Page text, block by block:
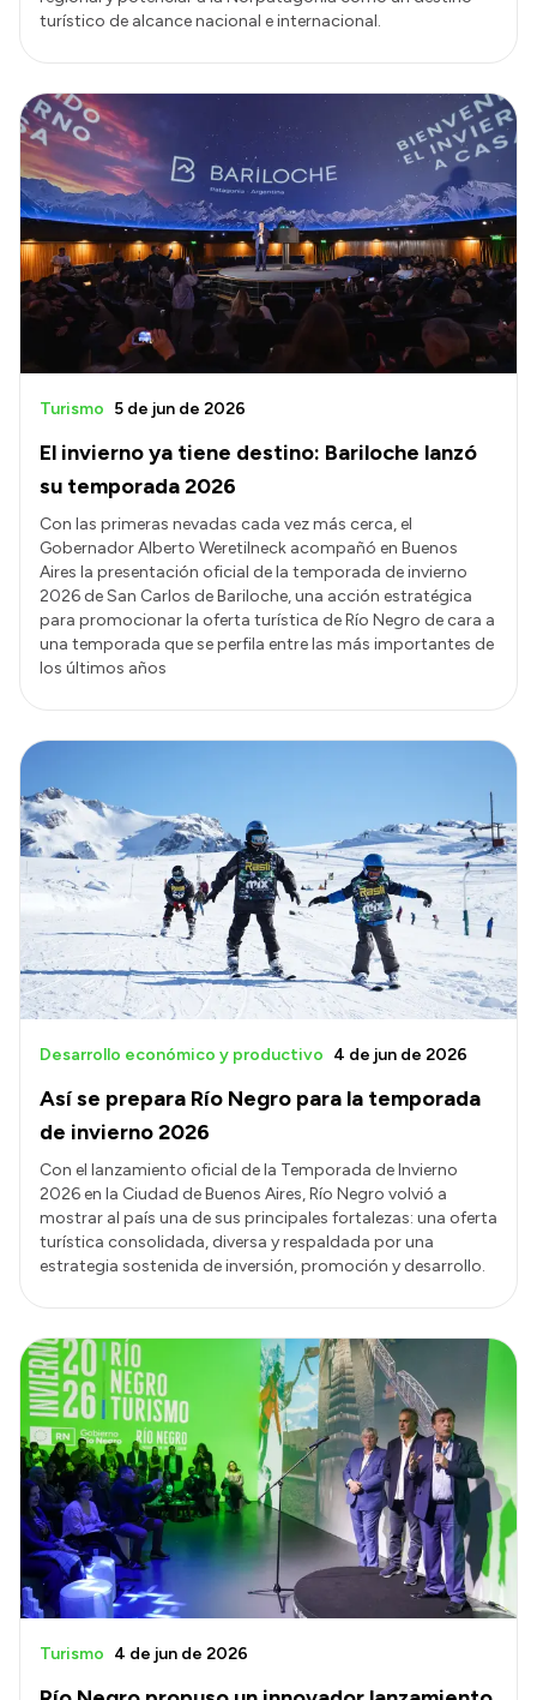
turístico de alcance nacional e internacional.
El invierno ya tiene destino: Bariloche lanzó
su temporada 2026
Turismo 5 de jun de 2026
Con las primeras nevadas cada vez más cerca, el
Gobernador Alberto Weretilneck acompañó en Buenos
Aires la presentación oficial de la temporada de invierno
2026 de San Carlos de Bariloche, una acción estratégica
para promocionar la oferta turística de Río Negro de cara a
una temporada que se perfila entre las más importantes de
los últimos años
Así se prepara Río Negro para la temporada
de invierno 2026
Desarrollo económico y productivo 4 de jun de 2026
Con el lanzamiento oficial de la Temporada de Invierno
2026 en la Ciudad de Buenos Aires, Río Negro volvió a
mostrar al país una de sus principales fortalezas: una oferta
turística consolidada, diversa y respaldada por una
estrategia sostenida de inversión, promoción y desarrollo.
Turismo 4 de jun de 2026